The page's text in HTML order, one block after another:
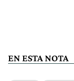
EN ESTA NOTA